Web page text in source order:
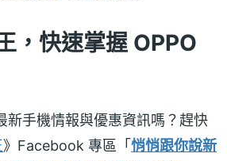
，快速掌握 OPPO
新手機情報與優惠資訊嗎？趕快
》Facebook 專區「悄悄跟你說新